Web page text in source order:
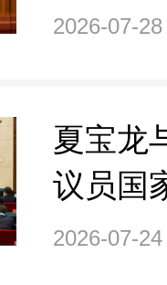
课
2026-07-28
夏宝龙
议员国
学员座
2026-07-24